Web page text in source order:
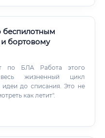
беспилотным
бортовому
по БЛА Работа этого
весь жизненный цикл
до списания. Это не
как летит".